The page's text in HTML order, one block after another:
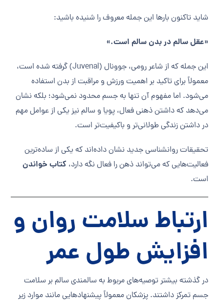
شاید تاکنون بارها این جمله معروف را شنیده باشید:
«عقل سالم در بدن سالم است.»
این جمله که از شاعر رومی، جوونال (Juvenal) گرفته شده است،
معمولاً برای تاکید بر اهمیت ورزش و مراقبت از بدن استفاده
می‌شود. اما مفهوم آن تنها به جسم محدود نمی‌شود؛ بلکه نشان
می‌دهد که داشتن ذهنی فعال، پویا و سالم نیز یکی از عوامل مهم
در داشتن زندگی طولانی‌تر و باکیفیت‌تر است.
تحقیقات روانشناسی جدید نشان داده‌اند که یکی از ساده‌ترین
فعالیت‌هایی که می‌تواند ذهن را فعال نگه دارد،کتاب خواندن
است.
ارتباط سلامت روان و
افزایش طول عمر
در گذشته بیشتر توصیه‌های مربوط به سالمندی سالم بر سلامت
جسم تمرکز داشتند. پزشکان معمولاً پیشنهادهایی مانند موارد زیر